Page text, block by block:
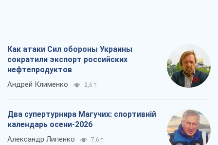
Как атаки Сил обороны Украины
сократили экспорт российских
нефтепродуктов
Андрей Клименко 2,6 т.
Два супертурнира Магучих: спортивній
календарь осени-2026
Александр Липенко 7,6 т.